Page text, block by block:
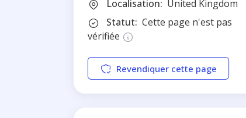
Localisation: United Kingdom
Statut: Cette page n'est pas
vérifiée
Revendiquer cette page